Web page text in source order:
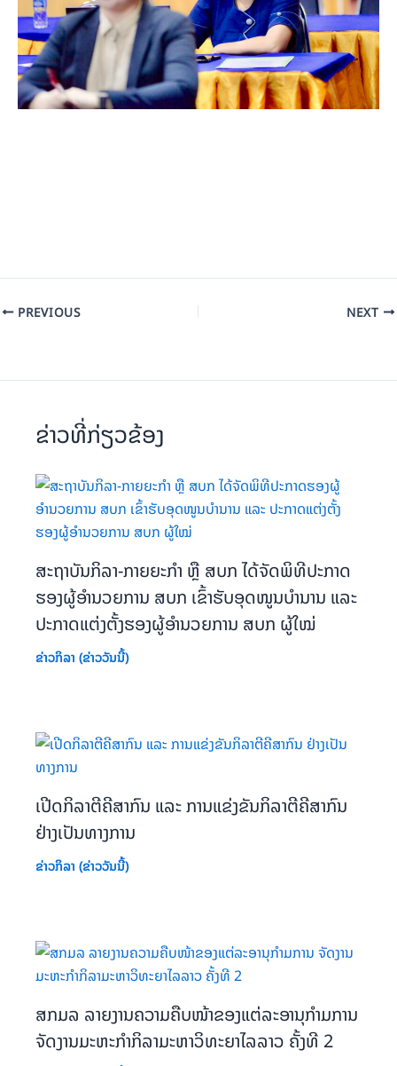
PREVIOUS NEXT
ຂ່າວທີ່ກ່ຽວຂ້ອງ
ສະຖາບັນກິລາ-ກາຍຍະກຳ ຫຼື ສບກ ໄດ້ຈັດພິທີປະກາດ
ຮອງຜູ້ອຳນວຍການ ສບກ ເຂົ້າຮັບອຸດໜູນບຳນານ ແລະ
ປະກາດແຕ່ງຕັ້ງຮອງຜູ້ອຳນວຍການ ສບກ ຜູ້ໃໝ່
ຂ່າວກິລາ (ຂ່າວວັນນີ້)
ເປີດກິລາຕີຄີສາກົນ ແລະ ການແຂ່ງຂັນກິລາຕີຄີສາກົນ
ຢ່າງເປັນທາງການ
ຂ່າວກິລາ (ຂ່າວວັນນີ້)
ສກມລ ລາຍງານຄວາມຄືບໜ້າຂອງແຕ່ລະອານຸກຳມການ
ຈັດງານມະຫະກຳກິລາມະຫາວິທະຍາໄລລາວ ຄັ້ງທີ 2